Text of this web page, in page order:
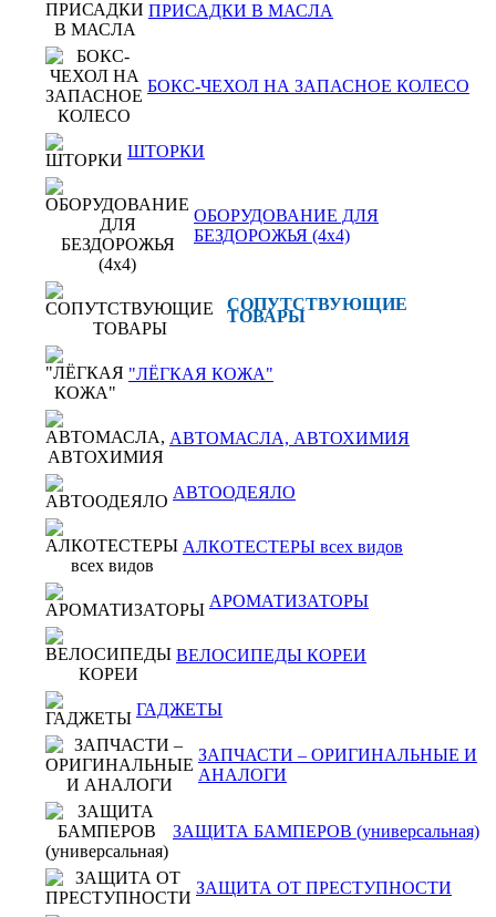
ПРИСАДКИ В МАСЛА
БОКС-ЧЕХОЛ НА ЗАПАСНОЕ КОЛЕСО
ШТОРКИ
ОБОРУДОВАНИЕ ДЛЯ
БЕЗДОРОЖЬЯ (4x4)
СОПУТСТВУЮЩИЕ
ТОВАРЫ
"ЛЁГКАЯ КОЖА"
АВТОМАСЛА, АВТОХИМИЯ
АВТООДЕЯЛО
АЛКОТЕСТЕРЫ всех видов
АРОМАТИЗАТОРЫ
ВЕЛОСИПЕДЫ КОРЕИ
ГАДЖЕТЫ
ЗАПЧАСТИ – ОРИГИНАЛЬНЫЕ И
АНАЛОГИ
ЗАЩИТА БАМПЕРОВ (универсальная)
ЗАЩИТА ОТ ПРЕСТУПНОСТИ